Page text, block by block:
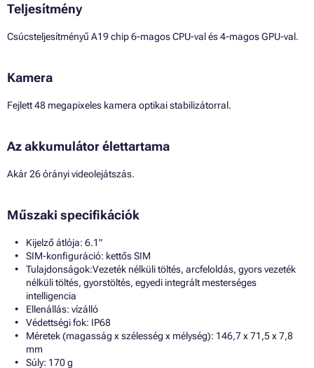
Teljesítmény
Csúcsteljesítményű A19 chip 6-magos CPU-val és 4-magos GPU-val.
Kamera
Fejlett 48 megapixeles kamera optikai stabilizátorral.
Az akkumulátor élettartama
Akár 26 órányi videolejátszás.
Műszaki specifikációk
Kijelző átlója: 6.1"
SIM-konfiguráció: kettős SIM
Tulajdonságok:Vezeték nélküli töltés, arcfeloldás, gyors vezeték
nélküli töltés, gyorstöltés, egyedi integrált mesterséges
intelligencia
Ellenállás: vízálló
Védettségi fok: IP68
Méretek (magasság x szélesség x mélység): 146,7 x 71,5 x 7,8
mm
Súly: 170 g